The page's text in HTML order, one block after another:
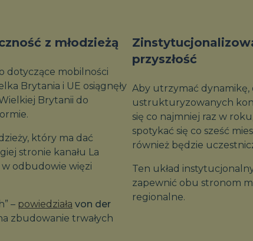
z młodzieżą
dotyczące mobilności
Brytania i UE osiągnęły
Brytanii do
który ma dać
stronie kanału La
odbudowie więzi
– powiedziała von der
zbudowanie trwałych
przyszłość
Aby utrzymać dynamikę,
ustrukturyzowanych
się co najmniej raz w
spotykać się co sześć
również będzie
Ten układ
zapewnić obu stronom
regionalne.